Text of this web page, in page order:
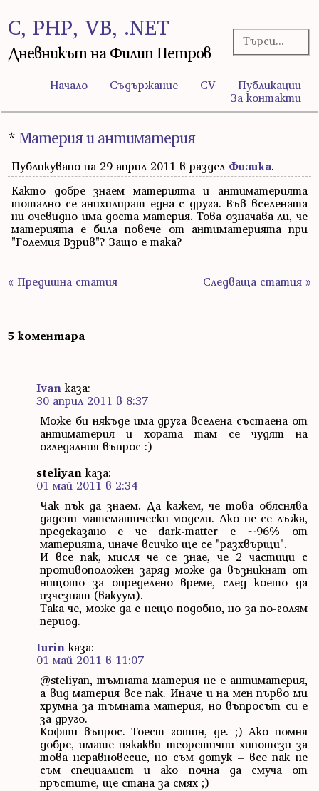
C, PHP, VB, .NET
Дневникът на Филип Петров
Начало Съдържание CV
Публикации
За контакти
* Материя и антиматерия
Публикувано на 29 април 2011 в раздел Физика.
Както добре знаем материята и антиматерията
тотално се анихилират една с друга. Във вселената
ни очевидно има доста материя. Това означава ли, че
материята е била повече от антиматерията при
"Големия Взрив"? Защо е така?
« Предишна статия Следваща статия »
5 коментара
Ivan каза:
30 април 2011 в 8:37
Може би някъде има друга вселена състаена от
антиматерия и хората там се чудят на
огледалния въпрос :)
steliyan каза:
01 май 2011 в 2:34
Чак пък да знаем. Да кажем, че това обяснява
дадени математически модели. Ако не се лъжа,
предсказано е че dark-matter е ~96% от
материята, иначе всичко ще се "разхвърщи".
И все пак, мисля че се знае, че 2 частици с
противоположен заряд може да възникнат от
нищото за определено време, след което да
изчезнат (вакуум).
Така че, може да е нещо подобно, но за по-голям
период.
turin каза:
01 май 2011 в 11:07
@steliyan, тъмната материя не е антиматерия,
а вид материя все пак. Иначе и на мен първо ми
хрумна за тъмната материя, но въпросът си е
за друго.
Кофти въпрос. Тоест готин, де. ;) Ако помня
добре, имаше някакви теоретични хипотези за
това неравновесие, но съм дотук – все пак не
съм специалист и ако почна да смуча от
пръстите, ще стана за смях ;)